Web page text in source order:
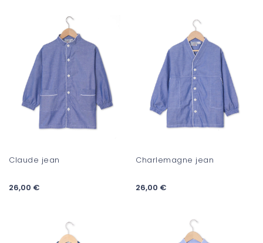
Claude jean
26,00 €
Charlemagne jean
26,00 €